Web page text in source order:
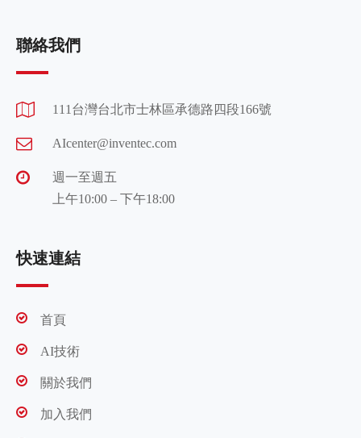
聯絡我們
111台灣台北市士林區承德路四段166號
AIcenter@inventec.com
週一至週五
上午10:00 – 下午18:00
快速連結
首頁
AI技術
關於我們
加入我們